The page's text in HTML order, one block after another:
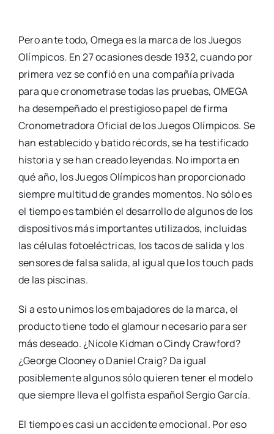
Pero ante todo, Omega es la marca de los Juegos
Olímpicos. En 27 ocasiones desde 1932, cuando por
primera vez se confió en una compañía privada
para que cronometrase todas las pruebas, OMEGA
ha desempeñado el prestigioso papel de firma
Cronometradora Oficial de los Juegos Olímpicos. Se
han establecido y batido récords, se ha testificado
historia y se han creado leyendas. No importa en
qué año, los Juegos Olímpicos han proporcionado
siempre multitud de grandes momentos. No sólo es
el tiempo es también el desarrollo de algunos de los
dispositivos más importantes utilizados, incluidas
las células fotoeléctricas, los tacos de salida y los
sensores de falsa salida, al igual que los touch pads
de las piscinas.
Si a esto unimos los embajadores de la marca, el
producto tiene todo el glamour necesario para ser
más deseado. ¿Nicole Kidman o Cindy Crawford?
¿George Clooney o Daniel Craig? Da igual
posiblemente algunos sólo quieren tener el modelo
que siempre lleva el golfista español Sergio García.
El tiempo es casi un accidente emocional. Por eso